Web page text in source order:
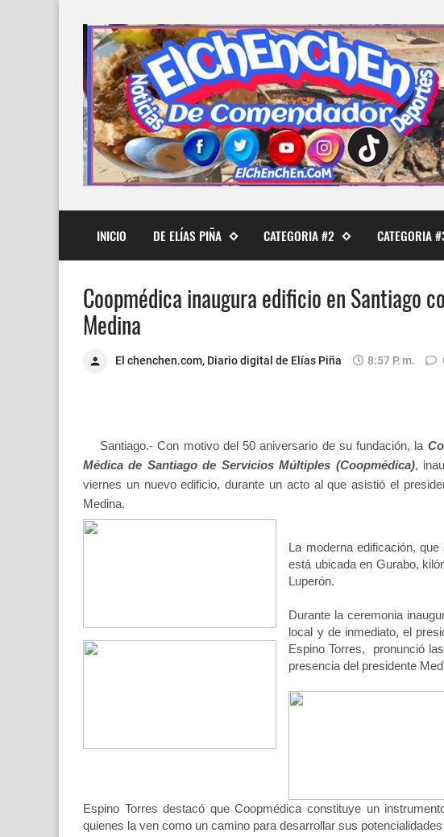
INICIO DE ELÍAS PIÑA CATEGORIA #2 CATEGORIA
Coopmédica inaugura edificio en Santiago
El chenchen.com, Diario digital de Elías Piña 8:57 P. M.
Santiago.- Con motivo del 50 aniversario de su fundación, la
Médica de Santiago de Servicios Múltiples (Coopmédica),
viernes un nuevo edificio, durante un acto al que asistió el
Medina.
La moderna edificación,
está ubicada en Gurabo,
Luperón.
Durante la ceremonia
local y de inmediato, el
Espino Torres, pronunció
presencia del presidente
Espino Torres destacó que Coopmédica constituye un
quienes la ven como un camino para desarrollar sus